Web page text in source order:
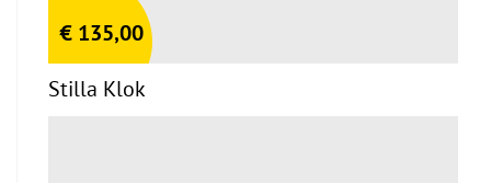
€ 135,00
Stilla Klok